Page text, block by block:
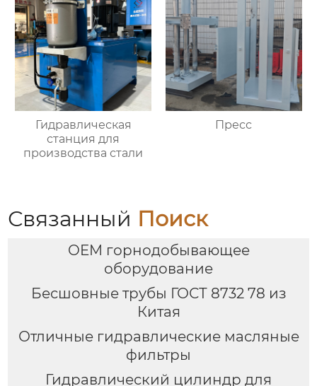
Гидравлическая
станция для
производства стали
Пресс
Связанный Поиск
OEM горнодобывающее
оборудование
Бесшовные трубы ГОСТ 8732 78 из
Китая
Отличные гидравлические масляные
фильтры
Гидравлический цилиндр для